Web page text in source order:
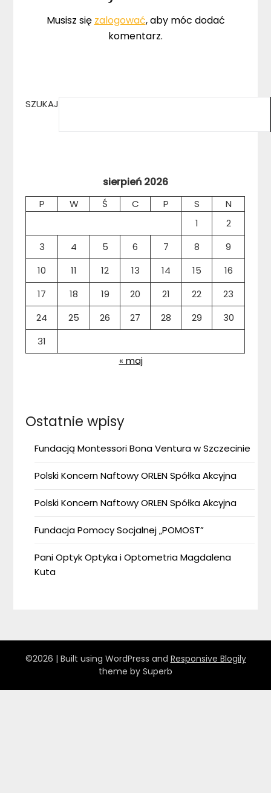
Musisz się zalogować, aby móc dodać
komentarz.
SZUKAJ
sierpień 2026
P W Ś C P S
N
1
2
3
4 5 6 7 8
9
10
11 12 13 14 15
16
17
18 19 20 21 22
23
24
25 26 27 28 29
30
31
« maj
Ostatnie wpisy
Fundacją Montessori Bona Ventura w Szczecinie
Polski Koncern Naftowy ORLEN Spółka Akcyjna
Polski Koncern Naftowy ORLEN Spółka Akcyjna
Fundacja Pomocy Socjalnej „POMOST”
Pani Optyk Optyka i Optometria Magdalena
Kuta
©2026 | Built using WordPress and Responsive Blogily
theme by Superb